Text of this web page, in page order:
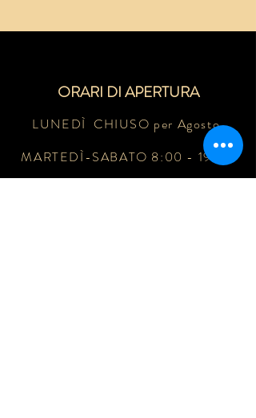
ORARI DI APERTURA
LUNEDÌ CHIUSO per Agosto
MARTEDÌ-SABATO 8:00 - 19:00